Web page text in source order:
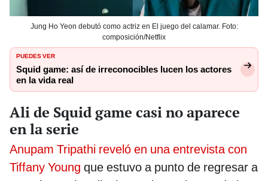
Jung Ho Yeon debutó como actriz en El juego del calamar. Foto:
composición/Netflix
PUEDES VER
Squid game: así de irreconocibles lucen los actores
en la vida real
Ali de Squid game casi no aparece
en la serie
Anupam Tripathi reveló en una entrevista con
Tiffany Young que estuvo a punto de regresar a